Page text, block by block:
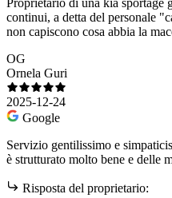
continui, a detta del personale
non capiscono cosa abbia la
OG
Ornela Guri
2025-12-24
Google
Servizio gentilissimo e
è strutturato molto bene e delle
Risposta del proprietario: